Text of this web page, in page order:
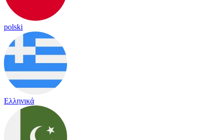
polski
Ελληνικά